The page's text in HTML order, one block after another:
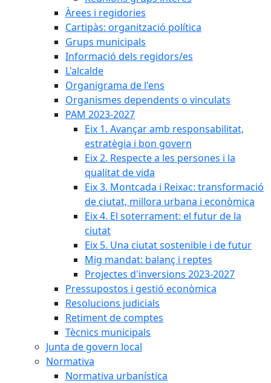
Àrees i regidories
Cartipàs: organització política
Grups municipals
Informació dels regidors/es
L'alcalde
Organigrama de l'ens
Organismes dependents o vinculats
PAM 2023-2027
Eix 1. Avançar amb responsabilitat,
estratègia i bon govern
Eix 2. Respecte a les persones i la
qualitat de vida
Eix 3. Montcada i Reixac: transformació
de ciutat, millora urbana i econòmica
Eix 4. El soterrament: el futur de la
ciutat
Eix 5. Una ciutat sostenible i de futur
Mig mandat: balanç i reptes
Projectes d'inversions 2023-2027
Pressupostos i gestió econòmica
Resolucions judicials
Retiment de comptes
Tècnics municipals
Junta de govern local
Normativa
Normativa urbanística